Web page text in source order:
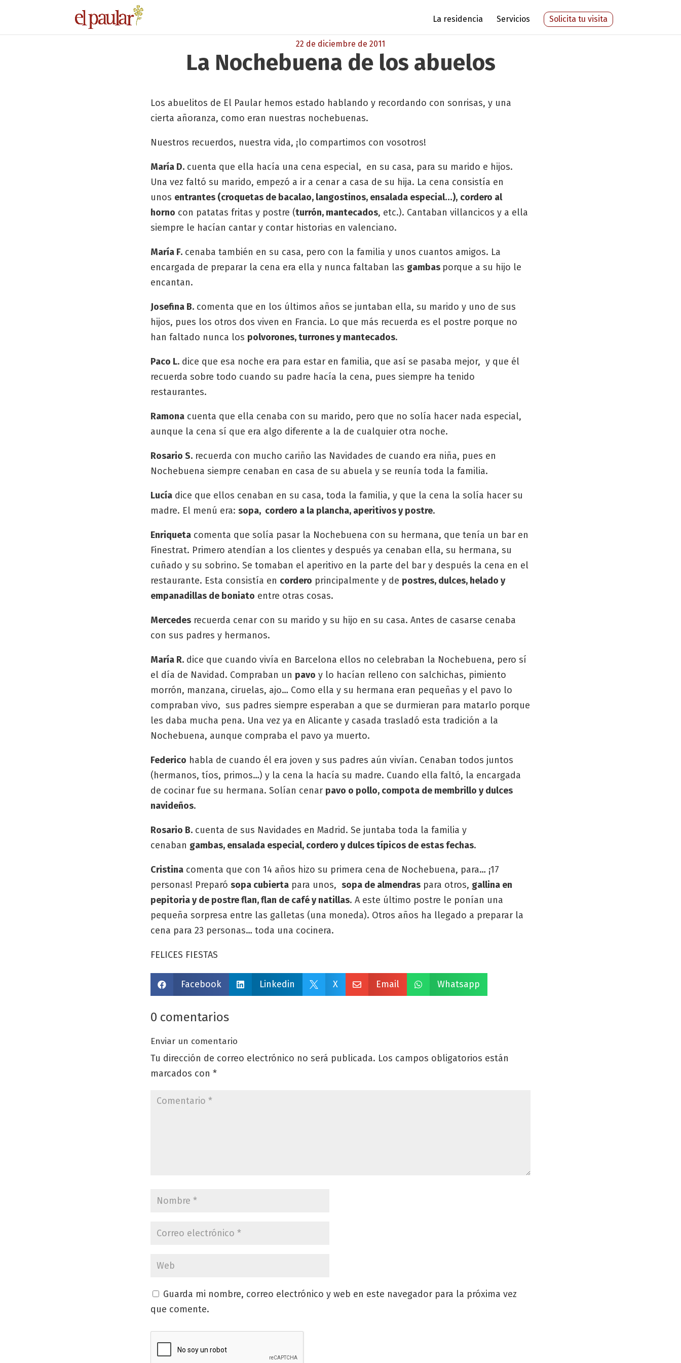
La residencia Servicios Solicita tu visita
22 de diciembre de 2011
La Nochebuena de los abuelos
Los abuelitos de El Paular hemos estado hablando y recordando con sonrisas, y una
cierta añoranza, como eran nuestras nochebuenas.
Nuestros recuerdos, nuestra vida, ¡lo compartimos con vosotros!
María D. cuenta que ella hacía una cena especial, en su casa, para su marido e hijos.
Una vez faltó su marido, empezó a ir a cenar a casa de su hija. La cena consistía en
unos entrantes (croquetas de bacalao, langostinos, ensalada especial…), cordero al
horno con patatas fritas y postre (turrón, mantecados, etc.). Cantaban villancicos y a ella
siempre le hacían cantar y contar historias en valenciano.
María F. cenaba también en su casa, pero con la familia y unos cuantos amigos. La
encargada de preparar la cena era ella y nunca faltaban las gambas porque a su hijo le
encantan.
Josefina B. comenta que en los últimos años se juntaban ella, su marido y uno de sus
hijos, pues los otros dos viven en Francia. Lo que más recuerda es el postre porque no
han faltado nunca los polvorones, turrones y mantecados.
Paco L. dice que esa noche era para estar en familia, que así se pasaba mejor, y que él
recuerda sobre todo cuando su padre hacía la cena, pues siempre ha tenido
restaurantes.
Ramona cuenta que ella cenaba con su marido, pero que no solía hacer nada especial,
aunque la cena sí que era algo diferente a la de cualquier otra noche.
Rosario S. recuerda con mucho cariño las Navidades de cuando era niña, pues en
Nochebuena siempre cenaban en casa de su abuela y se reunía toda la familia.
Lucía dice que ellos cenaban en su casa, toda la familia, y que la cena la solía hacer su
madre. El menú era: sopa, cordero a la plancha, aperitivos y postre.
Enriqueta comenta que solía pasar la Nochebuena con su hermana, que tenía un bar en
Finestrat. Primero atendían a los clientes y después ya cenaban ella, su hermana, su
cuñado y su sobrino. Se tomaban el aperitivo en la parte del bar y después la cena en el
restaurante. Esta consistía en cordero principalmente y de postres, dulces, helado y
empanadillas de boniato entre otras cosas.
Mercedes recuerda cenar con su marido y su hijo en su casa. Antes de casarse cenaba
con sus padres y hermanos.
María R. dice que cuando vivía en Barcelona ellos no celebraban la Nochebuena, pero sí
el día de Navidad. Compraban un pavo y lo hacían relleno con salchichas, pimiento
morrón, manzana, ciruelas, ajo… Como ella y su hermana eran pequeñas y el pavo lo
compraban vivo, sus padres siempre esperaban a que se durmieran para matarlo porque
les daba mucha pena. Una vez ya en Alicante y casada trasladó esta tradición a la
Nochebuena, aunque compraba el pavo ya muerto.
Federico habla de cuando él era joven y sus padres aún vivían. Cenaban todos juntos
(hermanos, tíos, primos…) y la cena la hacía su madre. Cuando ella faltó, la encargada
de cocinar fue su hermana. Solían cenar pavo o pollo, compota de membrillo y dulces
navideños.
Rosario B. cuenta de sus Navidades en Madrid. Se juntaba toda la familia y
cenaban gambas, ensalada especial, cordero y dulces típicos de estas fechas.
Cristina comenta que con 14 años hizo su primera cena de Nochebuena, para… ¡17
personas! Preparó sopa cubierta para unos, sopa de almendras para otros, gallina en
pepitoria y de postre flan, flan de café y natillas. A este último postre le ponían una
pequeña sorpresa entre las galletas (una moneda). Otros años ha llegado a preparar la
cena para 23 personas… toda una cocinera.
FELICES FIESTAS
 Facebook  Linkedin  X  Email  Whatsapp
0 comentarios
Enviar un comentario
Tu dirección de correo electrónico no será publicada. Los campos obligatorios están
marcados con *
Guarda mi nombre, correo electrónico y web en este navegador para la próxima vez
que comente.